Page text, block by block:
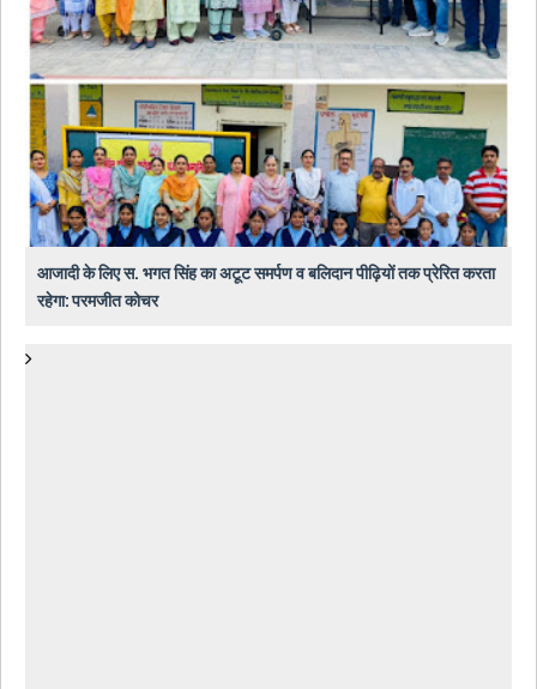
आजादी के लिए स. भगत सिंह का अटूट समर्पण व बलिदान पीढ़ियों तक प्रेरित करता
रहेगा: परमजीत कोचर